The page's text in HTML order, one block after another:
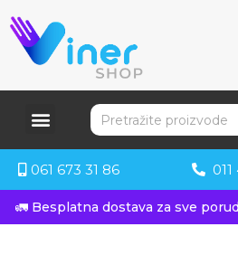
061 673 31 86
🚛 Besplatna dostava za sve